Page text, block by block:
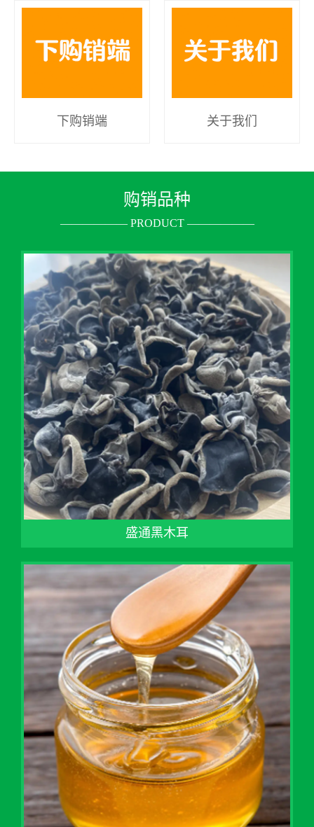
下购销端 关于我们
购销品种
—————— PRODUCT ——————
盛通黑木耳